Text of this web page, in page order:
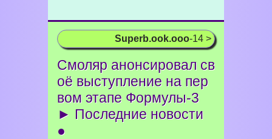
Superb.ook.ooo-14 >
Смоляр анонсировал св
оё выступление на пер
вом этапе Формулы-3
► Последние новости
●